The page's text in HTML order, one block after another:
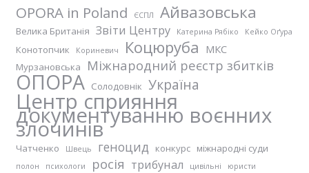
OPORA in Poland ЄСПЛ Айвазовська
Велика Британія Звіти Центру Катерина Рябіко Кейко Оґура
Конотопчик Кориневич Коцюруба МКС
Мурзановська Міжнародний реєстр збитків
ОПОРА Солодовнік Україна
Центр сприяння
документуванню воєнних
злочинів
Чатченко Швець геноцид конкурс міжнародні суди
полон психологи росія трибунал цивільні юристи